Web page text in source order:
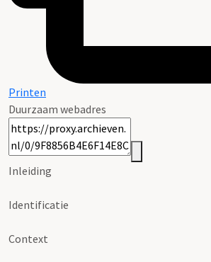
Printen
Duurzaam webadres
Inleiding
Identificatie
Context